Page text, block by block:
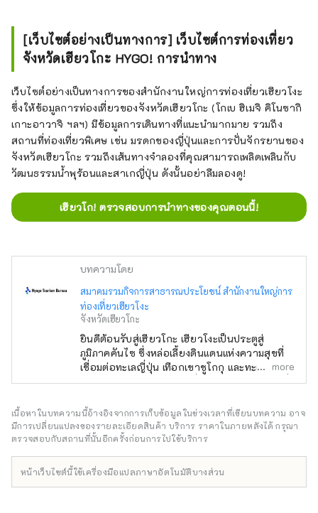
[เว็บไซต์อย่างเป็นทางการ] เว็บไซต์การท่องเที่ยว
จังหวัดเฮียวโกะ HYGO! การนำทาง
เว็บไซต์อย่างเป็นทางการของสำนักงานใหญ่การท่องเที่ยวเฮียวโงะ
ซึ่งให้ข้อมูลการท่องเที่ยวของจังหวัดเฮียวโกะ (โกเบ ฮิเมจิ คิโนซากิ
เกาะอาวาจิ ฯลฯ) มีข้อมูลการเดินทางที่แนะนำมากมาย รวมถึง
สถานที่ท่องเที่ยวพิเศษ เช่น มรดกของญี่ปุ่นและการปั่นจักรยานของ
จังหวัดเฮียวโกะ รวมถึงเส้นทางจำลองที่คุณสามารถเพลิดเพลินกับ
วัฒนธรรมน้ำพุร้อนและสาเกญี่ปุ่น ดังนั้นอย่าลืมลองดู!
เฮียวโก! ตรวจสอบการนำทางของคุณตอนนี้!
บทความโดย
สมาคมรวมกิจการสาธารณประโยชน์ สำนักงานใหญ่การ
ท่องเที่ยวเฮียวโงะ
จังหวัดเฮียวโกะ
ยินดีต้อนรับสู่เฮียวโกะ เฮียวโงะเป็นประตูสู่
ภูมิภาคคันไซ ซึ่งหล่อเลี้ยงดินแดนแห่งความสุขที่
เชื่อมต่อทะเลญี่ปุ่น เทือกเขาชูโกกุ และทะเลเซโตะ
ใน ตลอดจนสภาพอากาศที่มีความสุข มีทิวทัศน์ที่
ปราสาทฮิเมจิ มรดกโลกที่ได้รับเลือกให้เป็นหนึ่ง
ใน 100 จุดชมซากุระที่ดีที่สุด และทิวทัศน์ยาม
ค่ำคืนแบบพาโนรามาจากภูเขาร็อคโค แบรนด์โก
หมายเหมือนกันกับเนื้อทาจิมะ เป็นหนึ่งในเนื้อวัว
more
เนื้อหาในบทความนี้อ้างอิงจากการเก็บข้อมูลในช่วงเวลาที่เขียนบทความ อาจ
มีการเปลี่ยนแปลงของรายละเอียดสินค้า บริการ ราคาในภายหลังได้ กรุณา
ตรวจสอบกับสถานที่นั้นอีกครั้งก่อนการไปใช้บริการ
หน้าเว็บไซต์นี้ใช้เครื่องมือแปลภาษาอัตโนมัติบางส่วน